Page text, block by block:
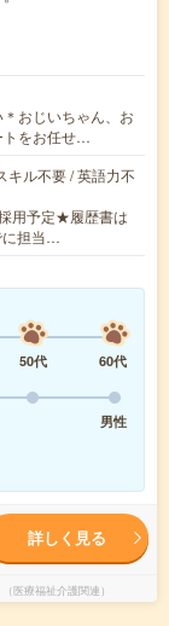
おじいちゃん、お
トをお任せ…
キル不要 / 英語力不
用予定★履歴書は
に担当…
50代
60代
男性
詳しく見る
療福祉介護関連）